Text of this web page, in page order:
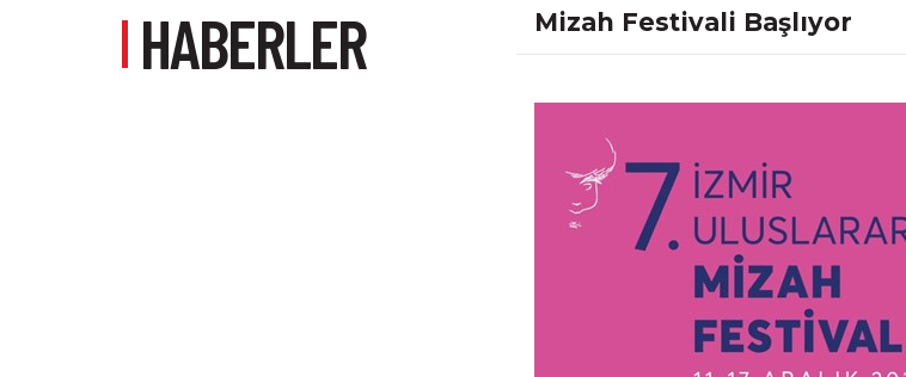
HABERLER Mizah Festivali Başlıyor